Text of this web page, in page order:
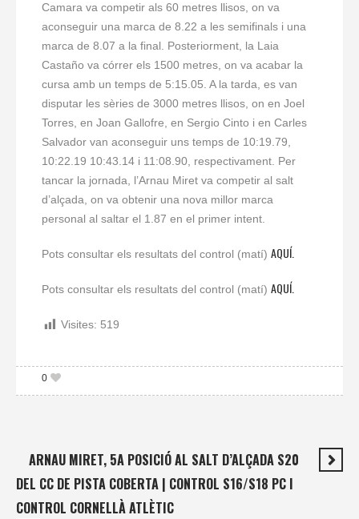
Camara va competir als 60 metres llisos, on va
aconseguir una marca de 8.22 a les semifinals i una
marca de 8.07 a la final. Posteriorment, la Laia
Castaño va córrer els 1500 metres, on va acabar la
cursa amb un temps de 5:15.05. A la tarda, es van
disputar les sèries de 3000 metres llisos, on en Joel
Torres, en Joan Gallofre, en Sergio Cinto i en Carles
Salvador van aconseguir uns temps de 10:19.79,
10:22.19 10:43.14 i 11:08.90, respectivament. Per
tancar la jornada, l’Arnau Miret va competir al salt
d’alçada, on va obtenir una nova millor marca
personal al saltar el 1.87 en el primer intent.
Pots consultar els resultats del control (matí) AQUÍ.
Pots consultar els resultats del control (matí) AQUÍ.
Visites: 519
0
ARNAU MIRET, 5A POSICIÓ AL SALT D’ALÇADA S20
DEL CC DE PISTA COBERTA | CONTROL S16/S18 PC I
CONTROL CORNELLÀ ATLÈTIC